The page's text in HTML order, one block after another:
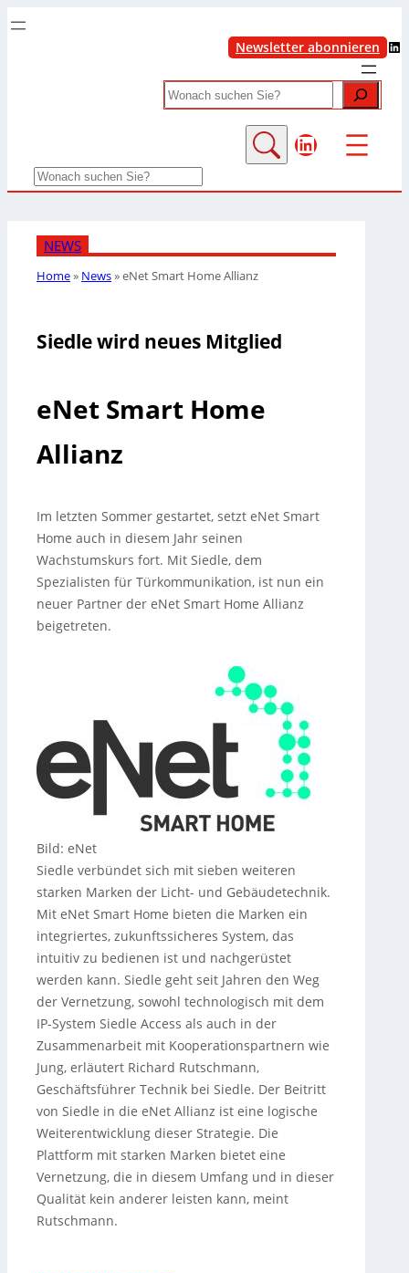
Newsletter abonnieren LinkedIn
Search
LinkedIn
Search
NEWS
Home» News»eNet Smart Home Allianz
Siedle wird neues Mitglied
eNet Smart Home
Allianz
Im letzten Sommer gestartet, setzt eNet Smart
Home auch in diesem Jahr seinen
Wachstumskurs fort. Mit Siedle, dem
Spezialisten für Türkommunikation, ist nun ein
neuer Partner der eNet Smart Home Allianz
beigetreten.
Bild: eNet
Siedle verbündet sich mit sieben weiteren
starken Marken der Licht- und Gebäudetechnik.
Mit eNet Smart Home bieten die Marken ein
integriertes, zukunftssicheres System, das
intuitiv zu bedienen ist und nachgerüstet
werden kann. Siedle geht seit Jahren den Weg
der Vernetzung, sowohl technologisch mit dem
IP-System Siedle Access als auch in der
Zusammenarbeit mit Kooperationspartnern wie
Jung, erläutert Richard Rutschmann,
Geschäftsführer Technik bei Siedle. Der Beitritt
von Siedle in die eNet Allianz ist eine logische
Weiterentwicklung dieser Strategie. Die
Plattform mit starken Marken bietet eine
Vernetzung, die in diesem Umfang und in dieser
Qualität kein anderer leisten kann, meint
Rutschmann.